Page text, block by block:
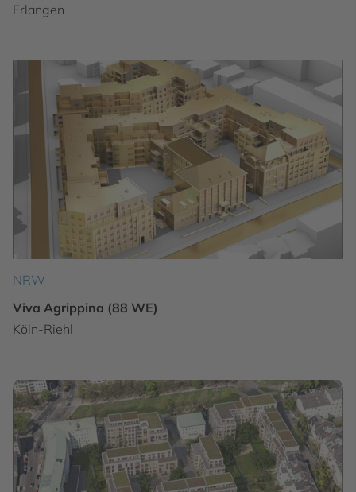
Erlangen
NRW
Viva Agrippina (88 WE)
Köln-Riehl